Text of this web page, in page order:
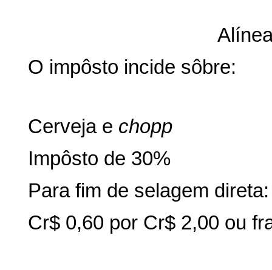
O impôsto incide sôbre:
Cerveja e chopp
Impôsto de 30%
Para fim de selagem direta:
Cr$ 0,60 por Cr$ 2,00 ou